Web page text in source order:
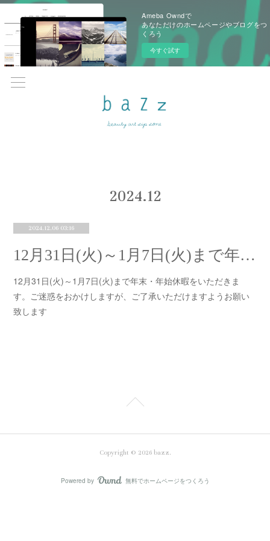
Ameba Owndで
あなただけのホームページやブログをつ
くろう
今すぐ試す
2024.12
2024.12.06 03:16
12月31日(火)～1月7日(火)まで年末・年始休暇をいただきます。
12月31日(火)～1月7日(火)まで年末・年始休暇をいただきま
す。ご迷惑をおかけしますが、ご了承いただけますようお願い
致します
Copyright © 2026 bazz.
Powered by AmebaOwnd
無料でホームページをつくろう